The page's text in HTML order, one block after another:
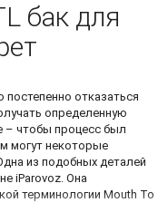
бак для
отказаться
определенную
– чтобы процесс был
могут некоторые
из подобных деталей
iParovoz. Она
терминологии Mouth To